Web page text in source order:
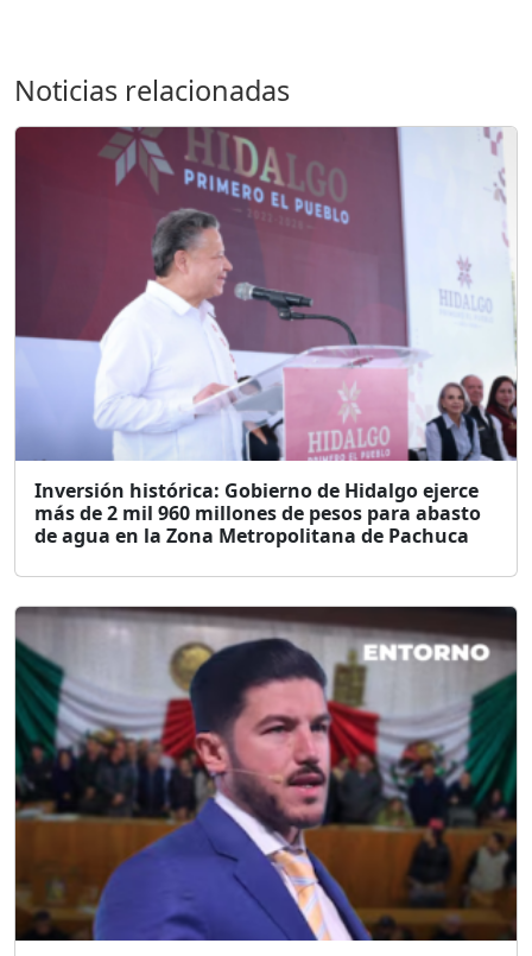
Noticias relacionadas
Inversión histórica: Gobierno de Hidalgo ejerce
más de 2 mil 960 millones de pesos para abasto
de agua en la Zona Metropolitana de Pachuca